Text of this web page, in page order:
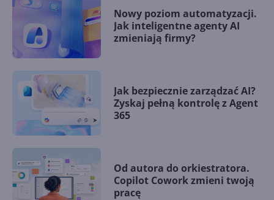
Nowy poziom automatyzacji.
Jak inteligentne agenty AI
zmieniają firmy?
Jak bezpiecznie zarządzać AI?
Zyskaj pełną kontrolę z Agent
365
Od autora do orkiestratora.
Copilot Cowork zmieni twoją
pracę